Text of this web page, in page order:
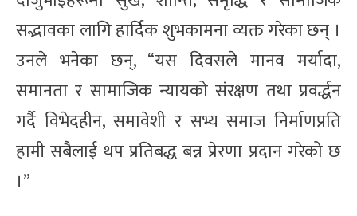
सद्भावका लागि हार्दिक शुभकामना व्यक्त गरेका छन् ।
उनले भनेका छन्, “यस दिवसले मानव मर्यादा,
समानता र सामाजिक न्यायको संरक्षण तथा प्रवर्द्धन
गर्दै विभेदहीन, समावेशी र सभ्य समाज निर्माणप्रति
हामी सबैलाई थप प्रतिबद्ध बन्न प्रेरणा प्रदान गरेको छ
।”